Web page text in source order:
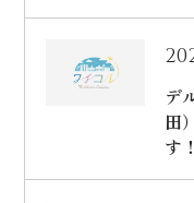
デ
田
す！
シェラトン プリン
シェラトン・マウイ